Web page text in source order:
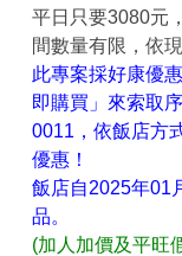
平日只要3080元
間數量有限，依
此專案採好康優
即購買」來索取
0011，依飯店方
優惠！
飯店自2025年01
品。
(加人加價及平旺